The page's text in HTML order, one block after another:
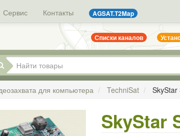
Сервис Контакты AGSAT.T2Map
Списки каналов
для компьютера TechniSat SkyStar
SkyStar